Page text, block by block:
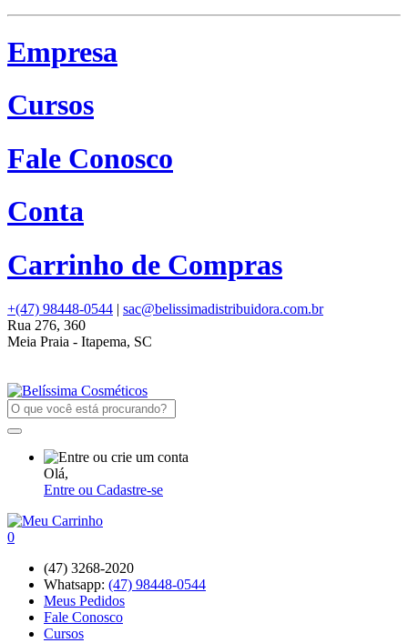
Empresa
Cursos
Fale Conosco
Conta
Carrinho de Compras
+(47) 98448-0544 | sac@belissimadistribuidora.com.br
Rua 276, 360
Meia Praia - Itapema, SC
Olá,
Entre ou Cadastre-se
0
(47) 3268-2020
Whatsapp: (47) 98448-0544
Meus Pedidos
Fale Conosco
Cursos